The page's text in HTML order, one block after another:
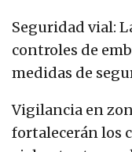
Seguridad vial:
controles de
medidas de
Vigilancia en
fortalecerán los